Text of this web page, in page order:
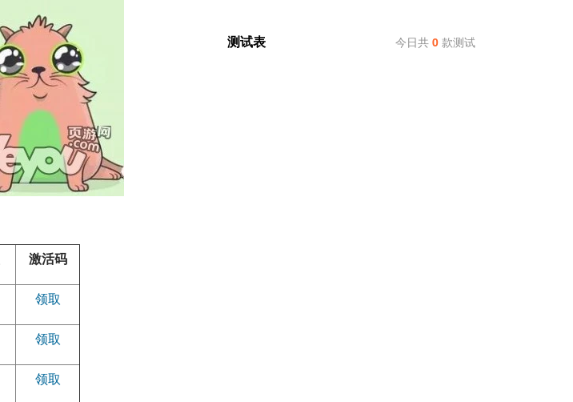
激活码
领取
领取
领取
测试表 今日共 0 款测试